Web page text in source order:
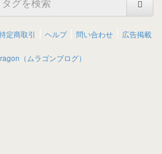
定商取引 ヘルプ 問い合わせ 広告掲載
（ムラゴンブログ）